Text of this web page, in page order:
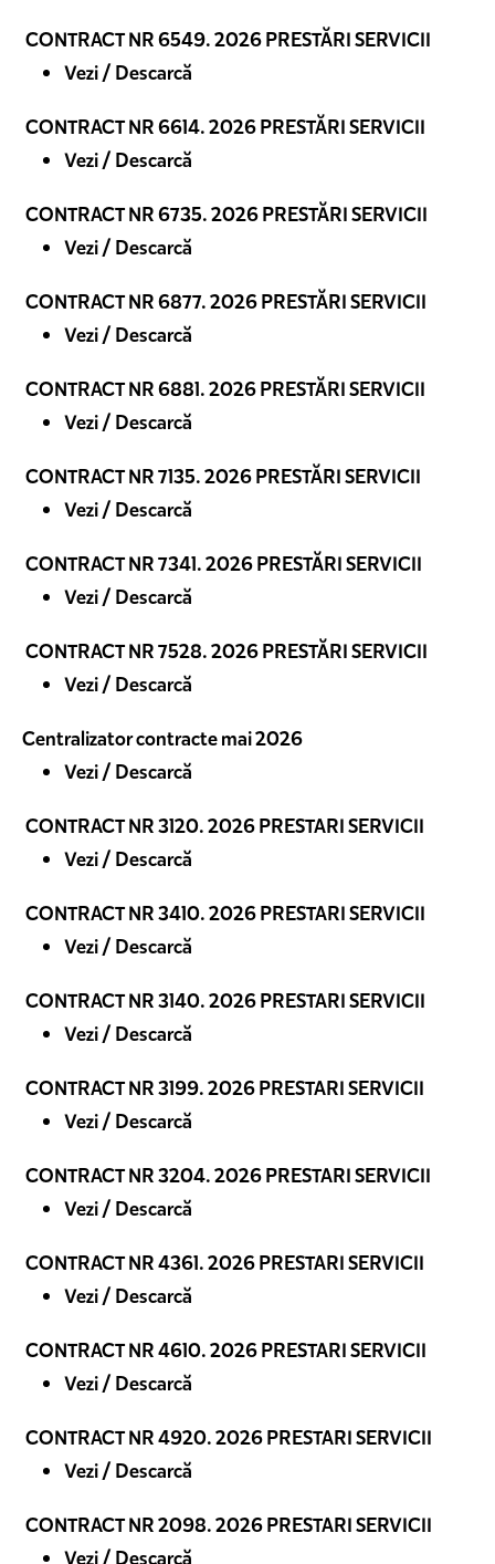
CONTRACT NR 6549. 2026 PRESTĂRI SERVICII
Vezi / Descarcă
CONTRACT NR 6614. 2026 PRESTĂRI SERVICII
Vezi / Descarcă
CONTRACT NR 6735. 2026 PRESTĂRI SERVICII
Vezi / Descarcă
CONTRACT NR 6877. 2026 PRESTĂRI SERVICII
Vezi / Descarcă
CONTRACT NR 6881. 2026 PRESTĂRI SERVICII
Vezi / Descarcă
CONTRACT NR 7135. 2026 PRESTĂRI SERVICII
Vezi / Descarcă
CONTRACT NR 7341. 2026 PRESTĂRI SERVICII
Vezi / Descarcă
CONTRACT NR 7528. 2026 PRESTĂRI SERVICII
Vezi / Descarcă
Centralizator contracte mai 2026
Vezi / Descarcă
CONTRACT NR 3120. 2026 PRESTARI SERVICII
Vezi / Descarcă
CONTRACT NR 3410. 2026 PRESTARI SERVICII
Vezi / Descarcă
CONTRACT NR 3140. 2026 PRESTARI SERVICII
Vezi / Descarcă
CONTRACT NR 3199. 2026 PRESTARI SERVICII
Vezi / Descarcă
CONTRACT NR 3204. 2026 PRESTARI SERVICII
Vezi / Descarcă
CONTRACT NR 4361. 2026 PRESTARI SERVICII
Vezi / Descarcă
CONTRACT NR 4610. 2026 PRESTARI SERVICII
Vezi / Descarcă
CONTRACT NR 4920. 2026 PRESTARI SERVICII
Vezi / Descarcă
CONTRACT NR 2098. 2026 PRESTARI SERVICII
Vezi / Descarcă